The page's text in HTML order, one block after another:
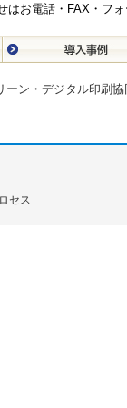
お電話・FAX・フ
ーン・デジタル印刷協
セス